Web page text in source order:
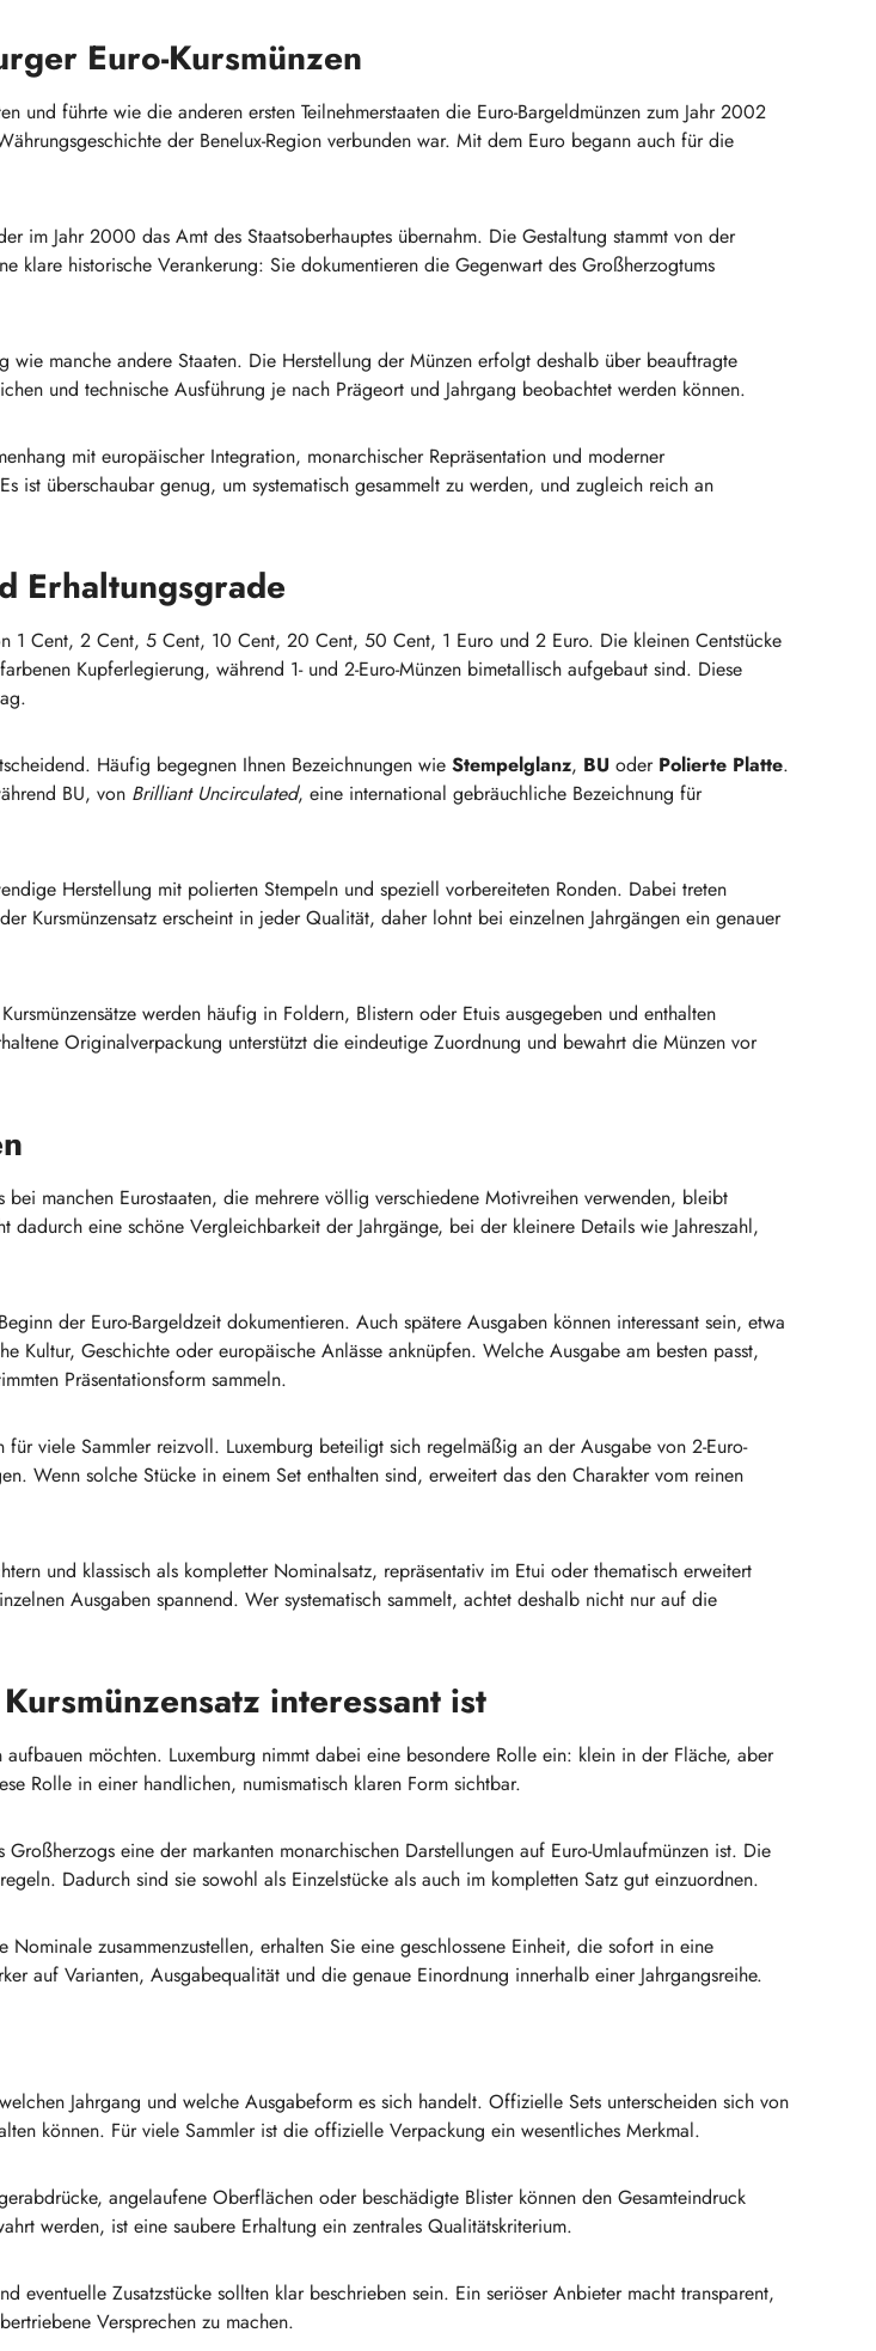
Euro-Kursmünzen
und führte wie die anderen ersten Teilnehmerstaaten die Euro-Bargeldmünzen zum Jahr 2002
der Benelux-Region verbunden war. Mit dem Euro begann auch für die
im Jahr 2000 das Amt des Staatsoberhauptes übernahm. Die Gestaltung stammt von der
klare historische Verankerung: Sie dokumentieren die Gegenwart des Großherzogtums
manche andere Staaten. Die Herstellung der Münzen erfolgt deshalb über beauftragte
und technische Ausführung je nach Prägeort und Jahrgang beobachtet werden können.
mit europäischer Integration, monarchischer Repräsentation und moderner
überschaubar genug, um systematisch gesammelt zu werden, und zugleich reich an
Erhaltungsgrade
1 Cent, 2 Cent, 5 Cent, 10 Cent, 20 Cent, 50 Cent, 1 Euro und 2 Euro. Die kleinen Centstücke
Kupferlegierung, während 1- und 2-Euro-Münzen bimetallisch aufgebaut sind. Diese
Häufig begegnen Ihnen Bezeichnungen wie Stempelglanz, BU oder Polierte Platte.
BU, von Brilliant Uncirculated, eine international gebräuchliche Bezeichnung für
Herstellung mit polierten Stempeln und speziell vorbereiteten Ronden. Dabei treten
Kursmünzensatz erscheint in jeder Qualität, daher lohnt bei einzelnen Jahrgängen ein genauer
werden häufig in Foldern, Blistern oder Etuis ausgegeben und enthalten
Originalverpackung unterstützt die eindeutige Zuordnung und bewahrt die Münzen vor
manchen Eurostaaten, die mehrere völlig verschiedene Motivreihen verwenden, bleibt
dadurch eine schöne Vergleichbarkeit der Jahrgänge, bei der kleinere Details wie Jahreszahl,
der Euro-Bargeldzeit dokumentieren. Auch spätere Ausgaben können interessant sein, etwa
Kultur, Geschichte oder europäische Anlässe anknüpfen. Welche Ausgabe am besten passt,
Präsentationsform sammeln.
viele Sammler reizvoll. Luxemburg beteiligt sich regelmäßig an der Ausgabe von 2-Euro-
Wenn solche Stücke in einem Set enthalten sind, erweitert das den Charakter vom reinen
und klassisch als kompletter Nominalsatz, repräsentativ im Etui oder thematisch erweitert
Ausgaben spannend. Wer systematisch sammelt, achtet deshalb nicht nur auf die
interessant ist
möchten. Luxemburg nimmt dabei eine besondere Rolle ein: klein in der Fläche, aber
Rolle in einer handlichen, numismatisch klaren Form sichtbar.
eine der markanten monarchischen Darstellungen auf Euro-Umlaufmünzen ist. Die
Dadurch sind sie sowohl als Einzelstücke als auch im kompletten Satz gut einzuordnen.
Nominale zusammenzustellen, erhalten Sie eine geschlossene Einheit, die sofort in eine
auf Varianten, Ausgabequalität und die genaue Einordnung innerhalb einer Jahrgangsreihe.
Jahrgang und welche Ausgabeform es sich handelt. Offizielle Sets unterscheiden sich von
können. Für viele Sammler ist die offizielle Verpackung ein wesentliches Merkmal.
angelaufene Oberflächen oder beschädigte Blister können den Gesamteindruck
werden, ist eine saubere Erhaltung ein zentrales Qualitätskriterium.
Zusatzstücke sollten klar beschrieben sein. Ein seriöser Anbieter macht transparent,
Versprechen zu machen.